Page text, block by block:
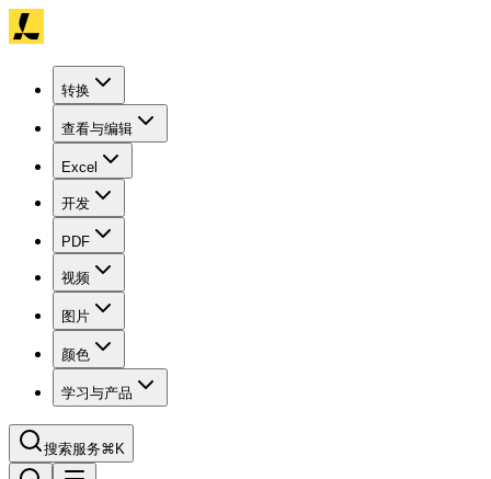
转换
查看与编辑
Excel
开发
PDF
视频
图片
颜色
学习与产品
搜索服务⌘K